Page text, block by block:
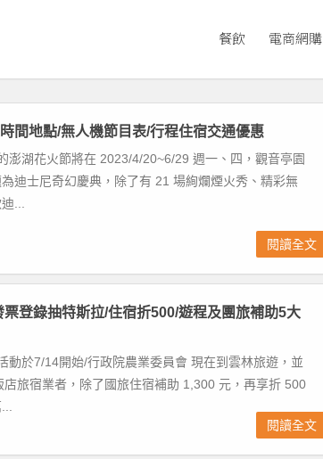
餐飲 電商網購
間地點/無人機節目表/行程住宿交通優惠
澎湖花火節將在 2023/4/20~6/29 週一、四，觀音亭園
迪士尼奇幻慶典，除了有 21 場絢爛煙火秀、精彩無
...
閱讀全文
票登錄抽特斯拉/住宿折500/遊程及團旅補助5大
動於7/14開始/行政院農業委員會 現在到雲林旅遊，並
店旅宿業者，除了國旅住宿補助 1,300 元，再享折 500
閱讀全文